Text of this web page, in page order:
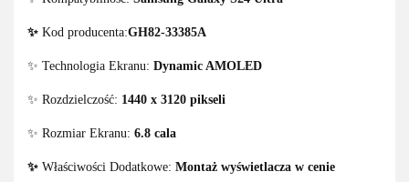
✨ Kod producenta:GH82-33385A
✨ Technologia Ekranu: Dynamic AMOLED
✨ Rozdzielczość: 1440 x 3120 pikseli
✨ Rozmiar Ekranu: 6.8 cala
✨ Właściwości Dodatkowe: Montaż wyświetlacza w cenie